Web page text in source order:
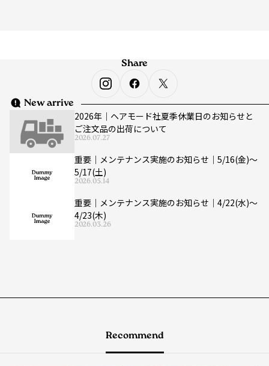
New arrive
2026年｜ヘアモード社夏季休業日のお知らせと
ご注文品の出荷について
2026.07.27
重要｜メンテナンス実施のお知らせ｜5/16(金)〜
5/17(土)
2026.05.14
重要｜メンテナンス実施のお知らせ｜4/22(水)〜
4/23(木)
2026.03.26
Share
Recommend